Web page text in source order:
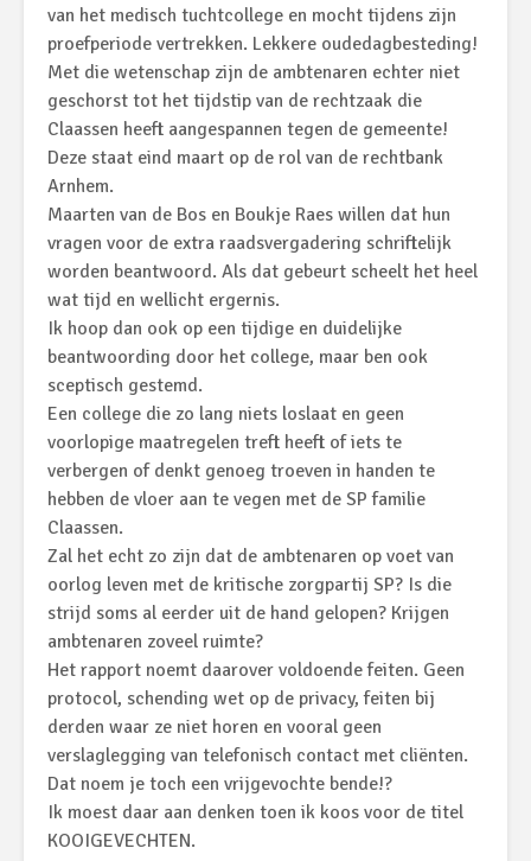
van het medisch tuchtcollege en mocht tijdens zijn
proefperiode vertrekken. Lekkere oudedagbesteding!
Met die wetenschap zijn de ambtenaren echter niet
geschorst tot het tijdstip van de rechtzaak die
Claassen heeft aangespannen tegen de gemeente!
Deze staat eind maart op de rol van de rechtbank
Arnhem.
Maarten van de Bos en Boukje Raes willen dat hun
vragen voor de extra raadsvergadering schriftelijk
worden beantwoord. Als dat gebeurt scheelt het heel
wat tijd en wellicht ergernis.
Ik hoop dan ook op een tijdige en duidelijke
beantwoording door het college, maar ben ook
sceptisch gestemd.
Een college die zo lang niets loslaat en geen
voorlopige maatregelen treft heeft of iets te
verbergen of denkt genoeg troeven in handen te
hebben de vloer aan te vegen met de SP familie
Claassen.
Zal het echt zo zijn dat de ambtenaren op voet van
oorlog leven met de kritische zorgpartij SP? Is die
strijd soms al eerder uit de hand gelopen? Krijgen
ambtenaren zoveel ruimte?
Het rapport noemt daarover voldoende feiten. Geen
protocol, schending wet op de privacy, feiten bij
derden waar ze niet horen en vooral geen
verslaglegging van telefonisch contact met cliënten.
Dat noem je toch een vrijgevochte bende!?
Ik moest daar aan denken toen ik koos voor de titel
KOOIGEVECHTEN.